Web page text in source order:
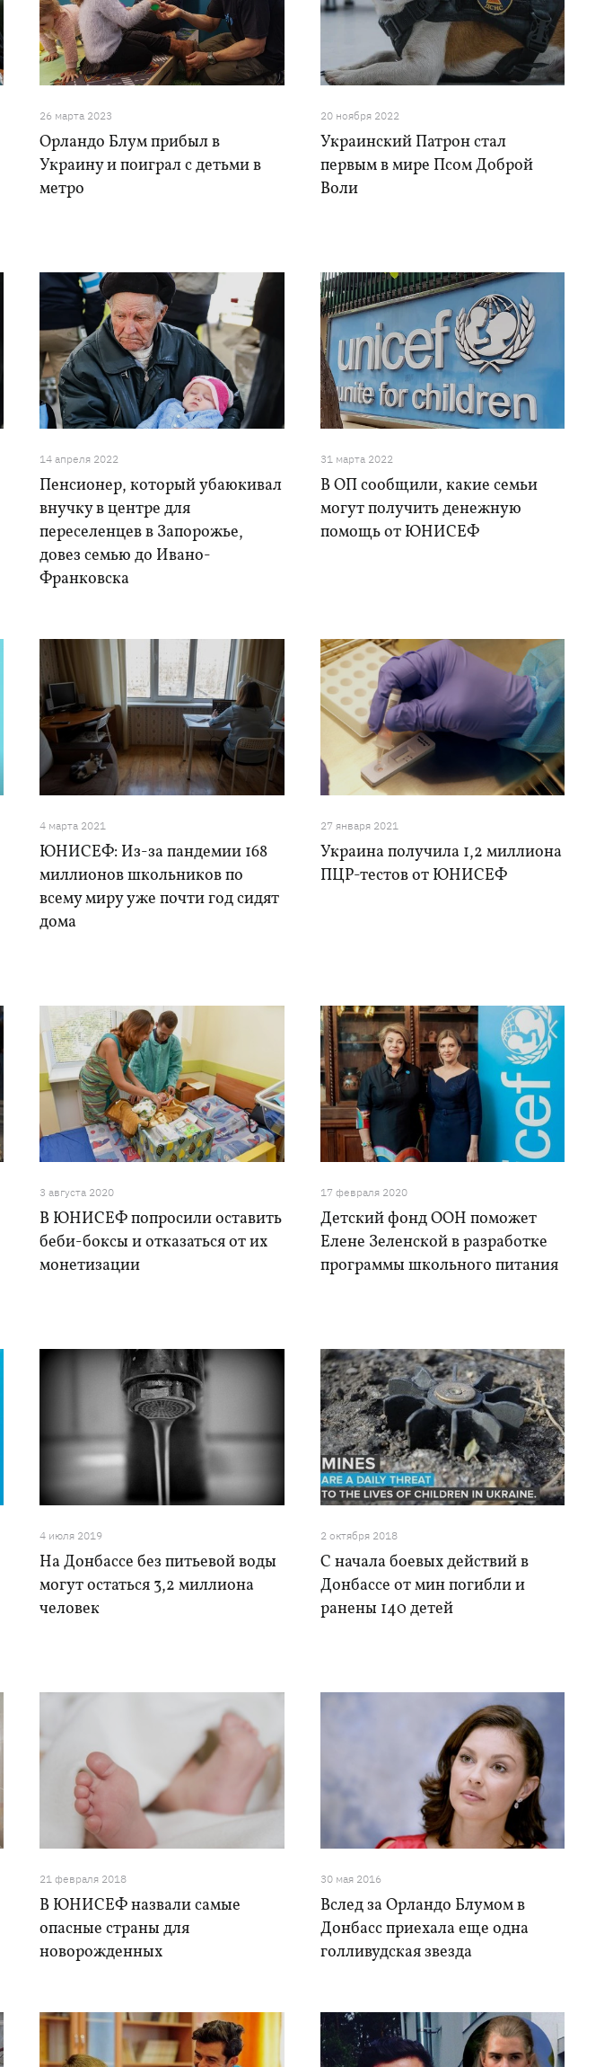
26 марта 2023
Орландо Блум прибыл в
Украину и поиграл с детьми в
метро
20 ноября 2022
Украинский Патрон стал
первым в мире Псом Доброй
Воли
14 апреля 2022
Пенсионер, который убаюкивал
внучку в центре для
переселенцев в Запорожье,
довез семью до Ивано-
Франковска
31 марта 2022
В ОП сообщили, какие семьи
могут получить денежную
помощь от ЮНИСЕФ
4 марта 2021
ЮНИСЕФ: Из-за пандемии 168
миллионов школьников по
всему миру уже почти год сидят
дома
27 января 2021
Украина получила 1,2 миллиона
ПЦР-тестов от ЮНИСЕФ
3 августа 2020
В ЮНИСЕФ попросили оставить
беби-боксы и отказаться от их
монетизации
17 февраля 2020
Детский фонд ООН поможет
Елене Зеленской в разработке
программы школьного питания
4 июля 2019
На Донбассе без питьевой воды
могут остаться 3,2 миллиона
человек
2 октября 2018
С начала боевых действий в
Донбассе от мин погибли и
ранены 140 детей
21 февраля 2018
В ЮНИСЕФ назвали самые
опасные страны для
новорожденных
30 мая 2016
Вслед за Орландо Блумом в
Донбасс приехала еще одна
голливудская звезда